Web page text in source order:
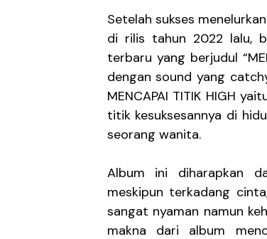
Kentara
The Joo’s
Hallimun
Prass Menutup
Nood Kink
Porosatas Ajak
Untuk Mereka
Septears
Setelah sukses
di rilis tahun 2022 lalu,
terbaru yang berjudul
dengan sound yang
MENCAPAI TITIK HIGH
titik kesuksesannya di
seorang wanita.
Album ini diharapkan
meskipun terkadang
sangat nyaman namun
makna dari album